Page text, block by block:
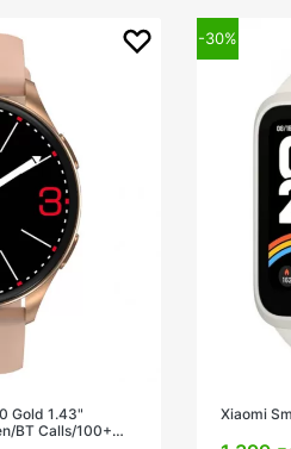
Gold 1.43"
BT Calls/100+
-30%
Xiaomi